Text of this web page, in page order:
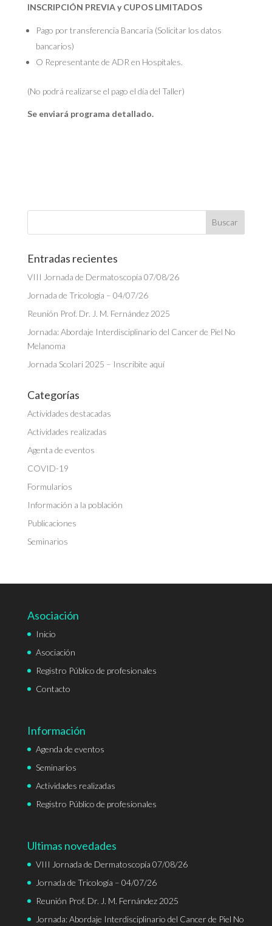
INSCRIPCIÓN PREVIA y CUPOS LIMITADOS
Pago por transferencia Bancaria (Solicitar los datos
bancarios)
O Representante de ADR en Hospitales.
(No podrá realizarse el pago el día del Taller)
Se enviará programa detallado.
Entradas recientes
VIII Jornada de Dermatoscopía 07/08/26
Jornada de Tricología – 04/07/26
Reunión Prof. Dr. J. M. Fernández 2025
Jornada: Abordaje Interdisciplinario del Cancer de Piel No
Melanoma
Jornada Scolari 2025 – Inscribite aquí
Categorías
Actividades destacadas
Actividades realizadas
Agenta de eventos
COVID-19
Formularios
Información a la población
Publicaciones
Seminarios
Asociación
Inicio
Asociación
Registro Público de profesionales
Contacto
Información
Agenda de eventos
Seminarios
Actividades realizadas
Registro Público de profesionales
Ultimas novedades
VIII Jornada de Dermatoscopía 07/08/26
Jornada de Tricología – 04/07/26
Reunión Prof. Dr. J. M. Fernández 2025
Jornada: Abordaje Interdisciplinario del Cancer de Piel No